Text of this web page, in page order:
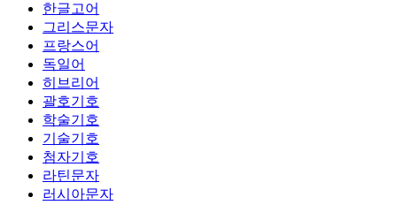
한글고어
그리스문자
프랑스어
독일어
히브리어
괄호기호
학술기호
기술기호
첨자기호
라틴문자
러시아문자